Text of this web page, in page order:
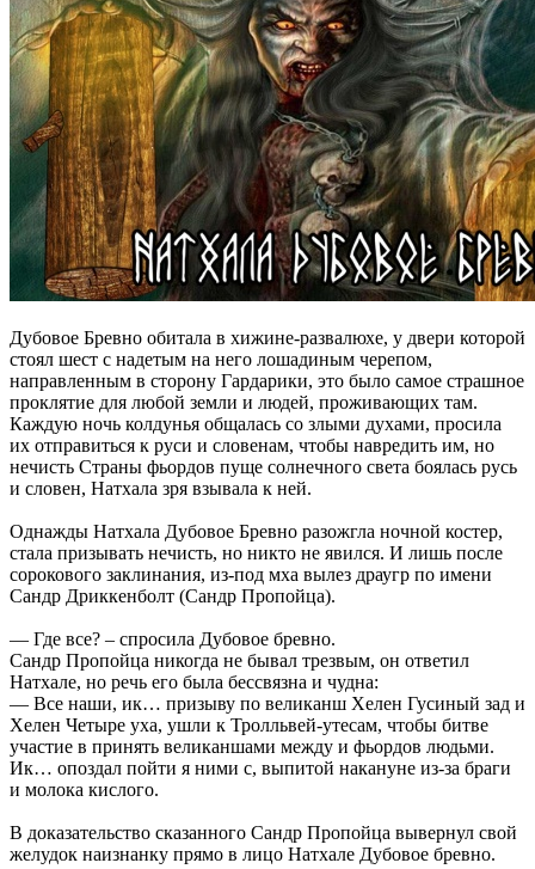
Дубовое Бревно обитала в хижине-развалюхе, у двери которой
стоял шест с надетым на него лошадиным черепом,
направленным в сторону Гардарики, это было самое страшное
проклятие для любой земли и людей, проживающих там.
Каждую ночь колдунья общалась со злыми духами, просила
их отправиться к руси и словенам, чтобы навредить им, но
нечисть Страны фьордов пуще солнечного света боялась русь
и словен, Натхала зря взывала к ней.
Однажды Натхала Дубовое Бревно разожгла ночной костер,
стала призывать нечисть, но никто не явился. И лишь после
сорокового заклинания, из-под мха вылез драугр по имени
Сандр Дриккенболт (Сандр Пропойца).
— Где все? – спросила Дубовое бревно.
Сандр Пропойца никогда не бывал трезвым, он ответил
Натхале, но речь его была бессвязна и чудна:
— Все наши, ик… призыву по великанш Хелен Гусиный зад и
Хелен Четыре уха, ушли к Тролльвей-утесам, чтобы битве
участие в принять великаншами между и фьордов людьми.
Ик… опоздал пойти я ними с, выпитой накануне из-за браги
и молока кислого.
В доказательство сказанного Сандр Пропойца вывернул свой
желудок наизнанку прямо в лицо Натхале Дубовое бревно.